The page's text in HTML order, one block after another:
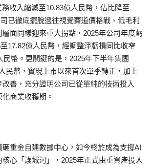
收入縮減至10.83億人民幣，佔比降至
已徹底擺脫過往視覺賽道價格戰、低毛利
面同樣迎來重大拐點，2025年公司年度虧
17.82億人民幣，經調整淨虧損同比收窄
民幣。更關鍵的是，2025年下半年集團
民幣，實現上市以來首次單季轉正，加上
善，充分證明公司已從單純的技術投入
商業收穫期。
重金自建數據中心，如今終於成為支撐AI
心「護城河」，2025年正式由重資產投入